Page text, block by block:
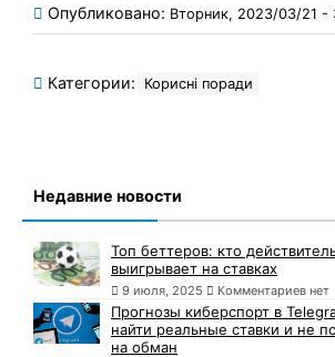
Опубликовано: Вторник, 2023/03/21 -
Категории: Корисні поради
Недавние новости
Топ беттеров: кто
выигрывает на ставках
9 июля, 2025 Комментариев нет
Прогнозы киберспорт в
найти реальные ставки и не
на обман